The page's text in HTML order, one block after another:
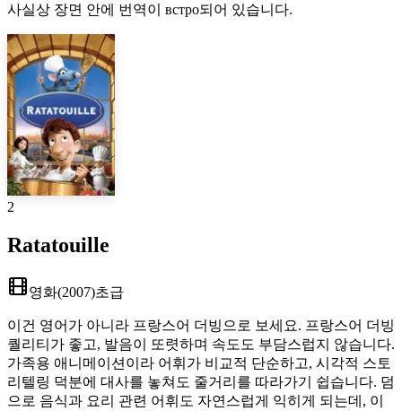
사실상 장면 안에 번역이 встро되어 있습니다.
2
Ratatouille
영화(2007)초급
이건 영어가 아니라 프랑스어 더빙으로 보세요. 프랑스어 더빙
퀄리티가 좋고, 발음이 또렷하며 속도도 부담스럽지 않습니다.
가족용 애니메이션이라 어휘가 비교적 단순하고, 시각적 스토
리텔링 덕분에 대사를 놓쳐도 줄거리를 따라가기 쉽습니다. 덤
으로 음식과 요리 관련 어휘도 자연스럽게 익히게 되는데, 이